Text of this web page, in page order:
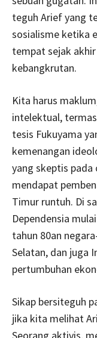
teguh Arief yang
sosialisme ketika
tempat sejak
kebangkrutan.
Kita harus
intelektual,
tesis Fukuyama
kemenangan
yang skeptis
mendapat
Timur runtuh. Di
Dependensia
tahun 80an
Selatan, dan juga
pertumbuhan
Sikap bersiteguh
jika kita melihat